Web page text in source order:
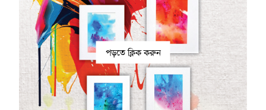
পড়তে ক্লিক করুন